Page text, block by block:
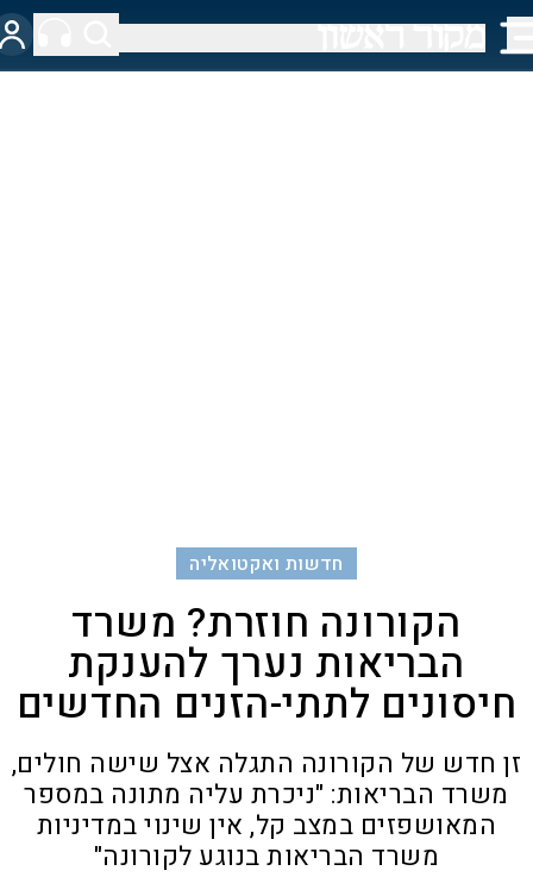
חדשות ואקטואליה
הקורונה חוזרת? משרד
הבריאות נערך להענקת
חיסונים לתתי-הזנים החדשים
זן חדש של הקורונה התגלה אצל שישה חולים,
משרד הבריאות: "ניכרת עליה מתונה במספר
המאושפזים במצב קל, אין שינוי במדיניות
משרד הבריאות בנוגע לקורונה"